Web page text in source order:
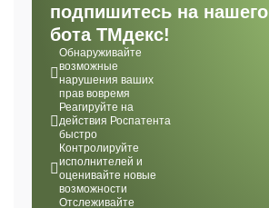
подпишитесь на нашего
бота ТМдекс!
Обнаруживайте
возможные
нарушения ваших
прав вовремя
Реагируйте на
действия Роспатента
быстро
Контролируйте
исполнителей и
оценивайте новые
возможности
Отслеживайте